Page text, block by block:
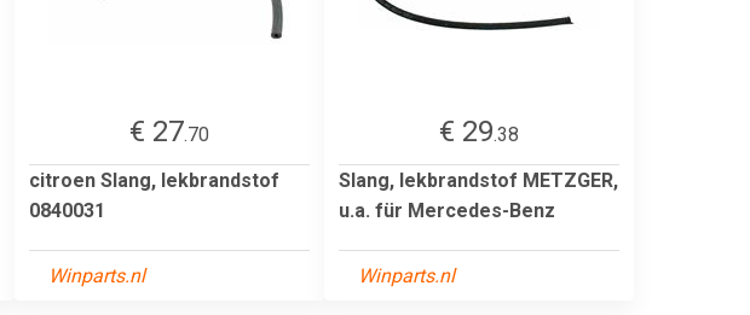
€ 27.70
citroen Slang, lekbrandstof
0840031
Winparts.nl
€ 29.38
Slang, lekbrandstof METZGER,
u.a. für Mercedes-Benz
Winparts.nl